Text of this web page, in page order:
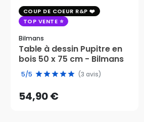
COUP DE COEUR R&P
TOP VENTE
Bilmans
Table à dessin Pupitre en
bois 50 x 75 cm - Bilmans
5/5 (3 avis)
54,90 €
54,90 €
AJOUTER AU PANIER